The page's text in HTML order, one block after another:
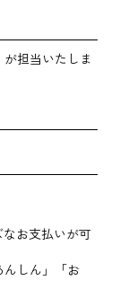
担当いたしま
お支払いが可
しん」「お